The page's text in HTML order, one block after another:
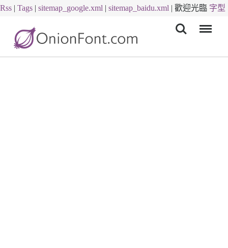
Rss | Tags | sitemap_google.xml | sitemap_baidu.xml | 歡迎光臨 字型